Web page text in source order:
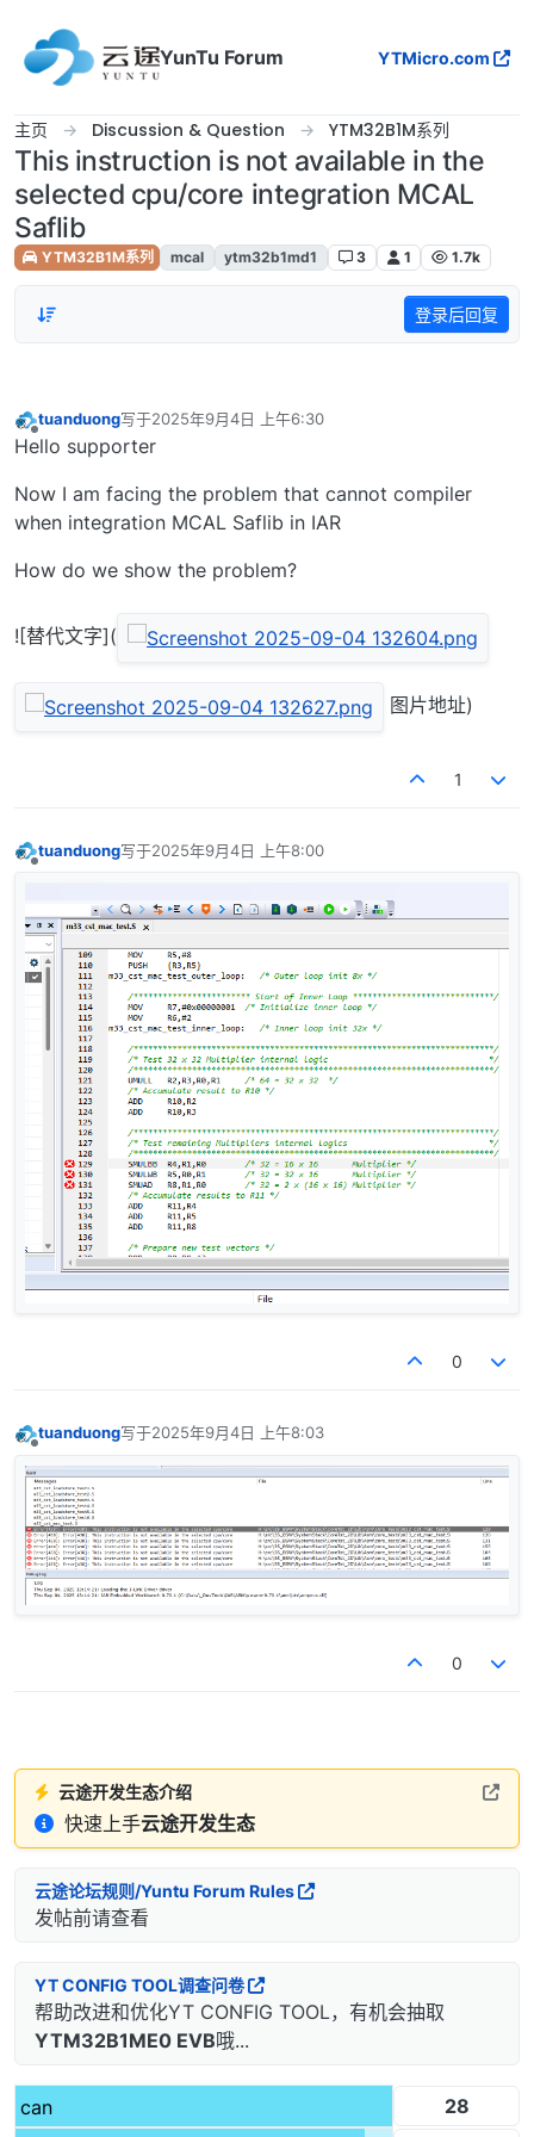
YunTu Forum
YTMicro.com
主页 Discussion & Question YTM32B1M系列
This instruction is not available in the
selected cpu/core integration MCAL
Saflib
YTM32B1M系列 mcal ytm32b1md1 3 1 1.7k
登录后回复
离线
tuanduong写于2025年9月4日 上午6:30
最后由 编辑
Hello supporter
Now I am facing the problem that cannot compiler
when integration MCAL Saflib in IAR
How do we show the problem?
![替代文字](
图片地址)
1
tuanduong写于2025年9月4日 上午8:00
最后由 编辑
0
tuanduong写于2025年9月4日 上午8:03
最后由 编辑
0
云途开发生态介绍
快速上手云途开发生态
云途论坛规则/Yuntu Forum Rules
发帖前请查看
YT CONFIG TOOL调查问卷
帮助改进和优化YT CONFIG TOOL，有机会抽取
YTM32B1ME0 EVB哦...
can
28